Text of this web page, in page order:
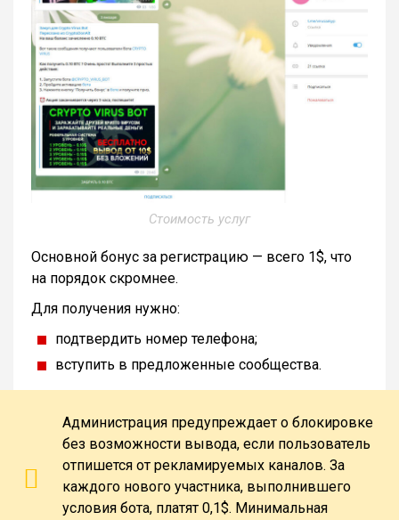
Стоимость услуг
Основной бонус за регистрацию — всего 1$, что
на порядок скромнее.
Для получения нужно:
подтвердить номер телефона;
вступить в предложенные сообщества.
Администрация предупреждает о блокировке
без возможности вывода, если пользователь
отпишется от рекламируемых каналов. За
каждого нового участника, выполнившего
условия бота, платят 0,1$. Минимальная